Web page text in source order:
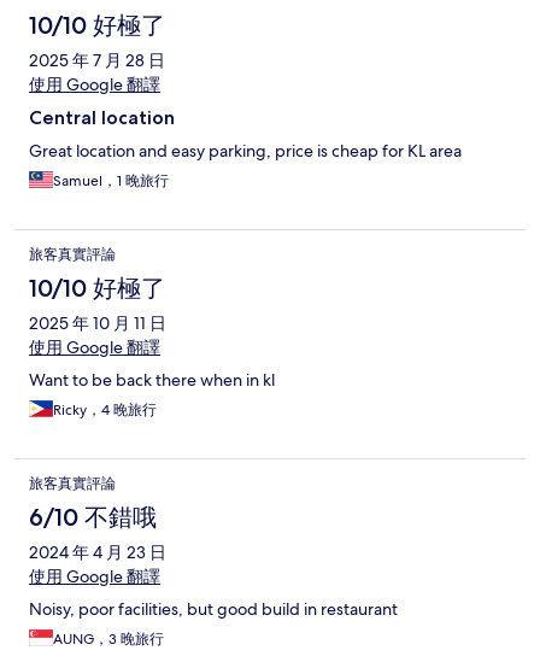
10/10 好極了
2025 年 7 月 28 日
使用 Google 翻譯
Central location
Great location and easy parking, price is cheap for KL area
Samuel，1 晚旅行
旅客真實評論
10/10 好極了
2025 年 10 月 11 日
使用 Google 翻譯
Want to be back there when in kl
Ricky，4 晚旅行
旅客真實評論
6/10 不錯哦
2024 年 4 月 23 日
使用 Google 翻譯
Noisy, poor facilities, but good build in restaurant
AUNG，3 晚旅行